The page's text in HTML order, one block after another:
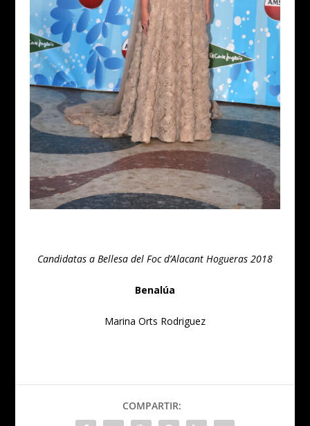
Candidatas a Bellesa del Foc d’Alacant Hogueras 2018
Benalúa
Marina Orts Rodriguez
COMPARTIR: